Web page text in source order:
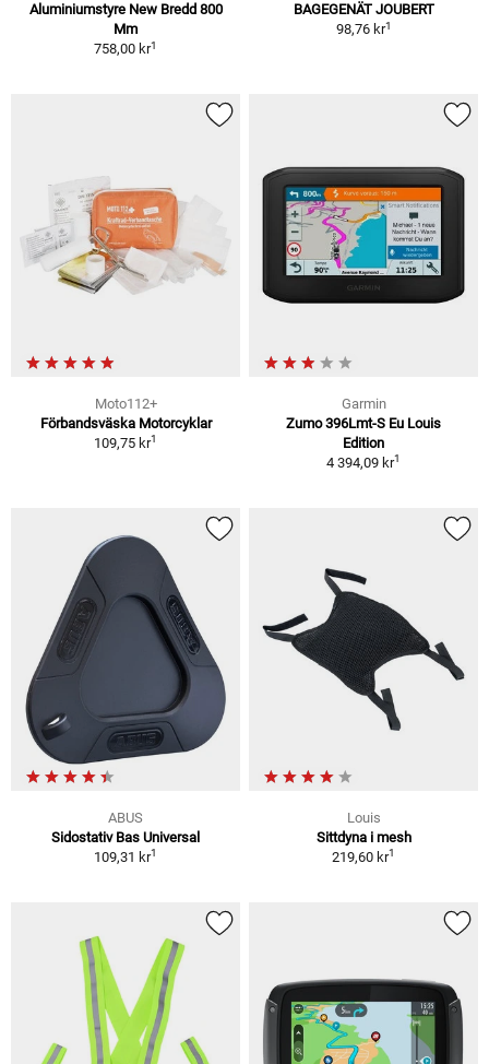
Aluminiumstyre New Bredd 800
Mm
758,00 kr1
BAGEGENÄT JOUBERT
98,76 kr1
Moto112+
Förbandsväska Motorcyklar
109,75 kr1
Garmin
Zumo 396Lmt-S Eu Louis
Edition
4 394,09 kr1
ABUS
Sidostativ Bas Universal
109,31 kr1
Louis
Sittdyna i mesh
219,60 kr1